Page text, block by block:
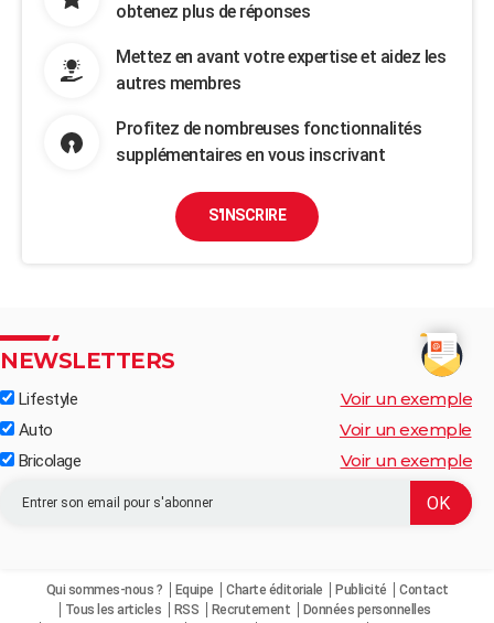
obtenez plus de réponses
Mettez en avant votre expertise et aidez les
autres membres
Profitez de nombreuses fonctionnalités
supplémentaires en vous inscrivant
S'INSCRIRE
NEWSLETTERS
Lifestyle Voir un exemple
Auto Voir un exemple
Bricolage Voir un exemple
Qui sommes-nous ? Equipe Charte éditoriale Publicité
Contact
Tous les articles
RSS Recrutement
Données personnelles